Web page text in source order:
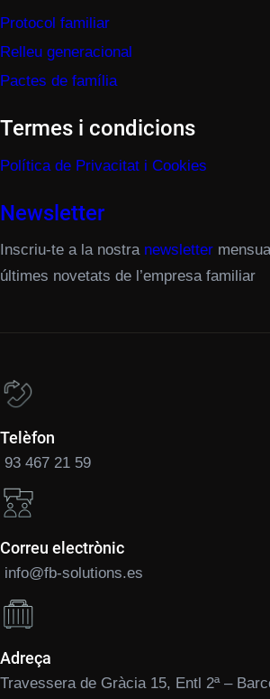
Protocol familiar
Relleu generacional
Pactes de família
Termes i condicions
Política de Privacitat i Cookies
Newsletter
Inscriu-te a la nostra newsletter
últimes novetats de l’empresa familiar
Telèfon
93 467 21 59
Correu electrònic
info@fb-solutions.es
Adreça
Travessera de Gràcia 15, Entl 2ª –